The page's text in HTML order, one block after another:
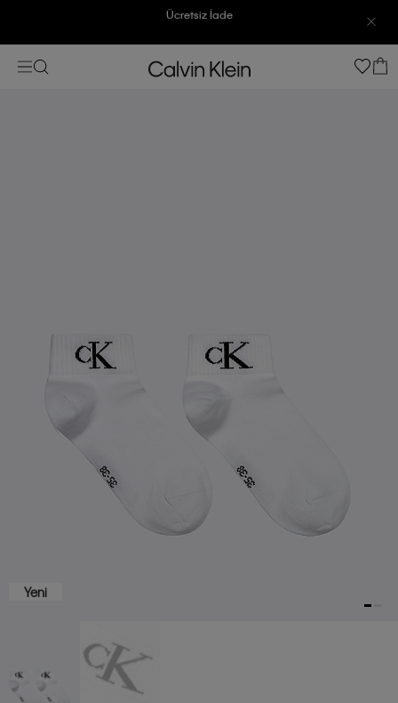
3500 TL Üzeri Ücretsiz Kargo
Yeni